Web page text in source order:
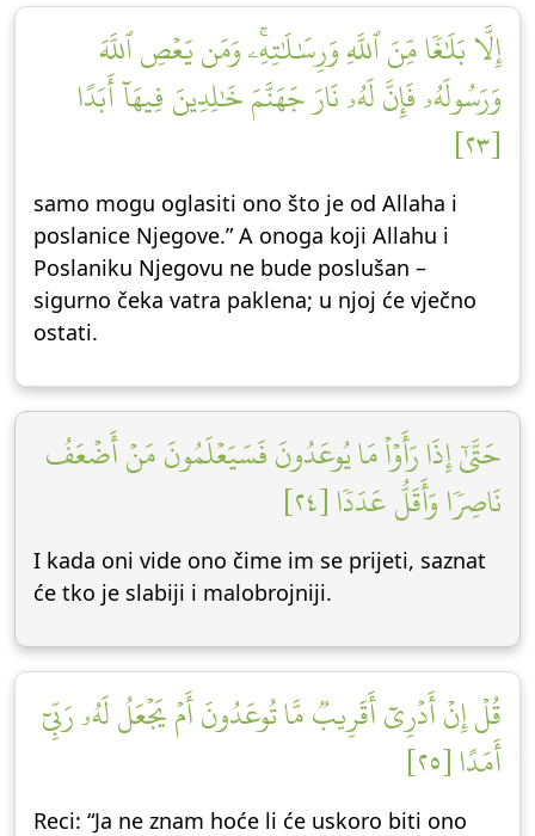
إِلَّا بَلَٰغٗا مِّنَ ٱللَّهِ وَرِسَٰلَٰتِهِۦۚ وَمَن يَعۡصِ ٱللَّهَ
وَرَسُولَهُۥ فَإِنَّ لَهُۥ نَارَ جَهَنَّمَ خَٰلِدِينَ فِيهَآ أَبَدًا
[٢٣]
samo mogu oglasiti ono što je od Allaha i
poslanice Njegove.” A onoga koji Allahu i
Poslaniku Njegovu ne bude poslušan –
sigurno čeka vatra paklena; u njoj će vječno
ostati.
حَتَّىٰٓ إِذَا رَأَوۡاْ مَا يُوعَدُونَ فَسَيَعۡلَمُونَ مَنۡ أَضۡعَفُ
نَاصِرٗا وَأَقَلُّ عَدَدٗا [٢٤]
I kada oni vide ono čime im se prijeti, saznat
će tko je slabiji i malobrojniji.
قُلۡ إِنۡ أَدۡرِيٓ أَقَرِيبٞ مَّا تُوعَدُونَ أَمۡ يَجۡعَلُ لَهُۥ رَبِّيٓ
أَمَدًا [٢٥]
Reci: “Ja ne znam hoće li će uskoro biti ono